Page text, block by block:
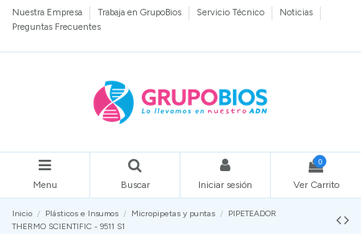
Nuestra Empresa Trabaja en GrupoBios Servicio Técnico
Noticias
Preguntas Frecuentes
Menu Buscar Iniciar sesión
0
Ver Carrito
Inicio Plásticos e Insumos Micropipetas y puntas
PIPETEADOR
THERMO SCIENTIFIC - 9511 S1